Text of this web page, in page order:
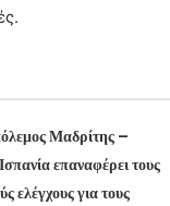
Μαδρίτης –
επαναφέρει τους
ελέγχους για τους